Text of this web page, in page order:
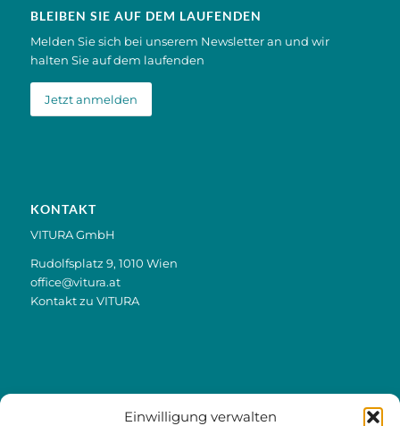
Einwilligung verwalten
BLEIBEN SIE AUF DEM LAUFENDEN
Melden Sie sich bei unserem Newsletter an und wir
halten Sie auf dem laufenden
Jetzt anmelden
KONTAKT
VITURA GmbH
Rudolfsplatz 9, 1010 Wien
office@vitura.at
Kontakt zu VITURA